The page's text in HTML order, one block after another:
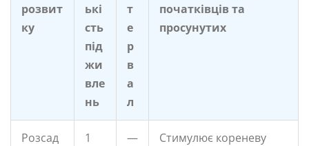
розвит
ку
ькі
сть
під
жи
вле
нь
т
е
р
в
а
л
початківців та
просунутих
Розсад
1 —
Стимулює кореневу